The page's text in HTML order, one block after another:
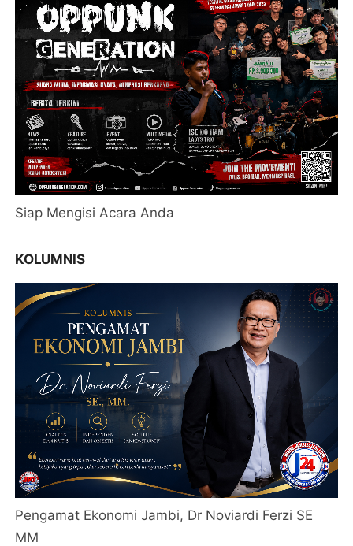
Siap Mengisi Acara Anda
KOLUMNIS
Pengamat Ekonomi Jambi, Dr Noviardi Ferzi SE
MM